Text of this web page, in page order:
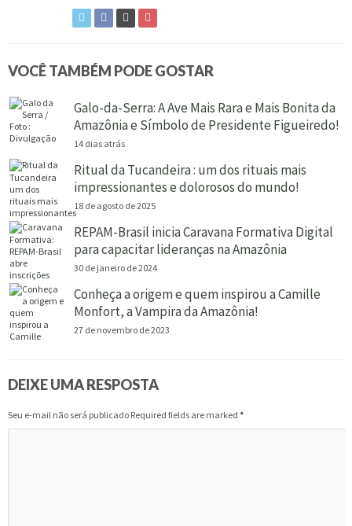
VOCÊ TAMBÉM PODE GOSTAR
Galo-da-Serra: A Ave Mais Rara e Mais Bonita da
Amazônia e Símbolo de Presidente Figueiredo!
14 dias atrás
Ritual da Tucandeira : um dos rituais mais
impressionantes e dolorosos do mundo!
18 de agosto de 2025
REPAM-Brasil inicia Caravana Formativa Digital
para capacitar lideranças na Amazônia
30 de janeiro de 2024
Conheça a origem e quem inspirou a Camille
Monfort, a Vampira da Amazônia!
27 de novembro de 2023
DEIXE UMA RESPOSTA
Seu e-mail não será publicado Required fields are marked *